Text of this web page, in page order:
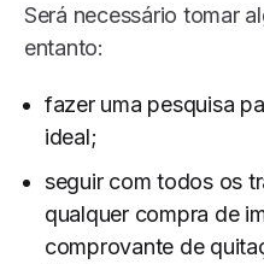
Será necessário tomar
entanto:
fazer uma pesquisa
ideal;
seguir com todos os
qualquer compra de
comprovante de